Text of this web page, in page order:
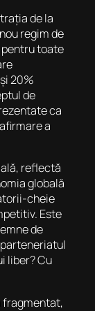
de la
regim de
pentru toate
20%
de
ca
a
reflectă
globală
cheie
Este
de
liber? Cu
fragmentat,